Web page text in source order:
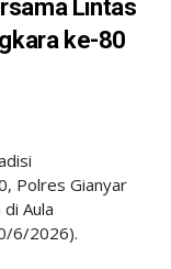
Lintas
ke-80
Polres Gianyar
Aula
6/2026).